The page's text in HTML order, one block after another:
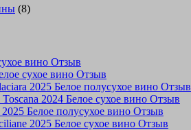
(8)
вино Отзыв
сухое вино Отзыв
2025 Белое полусухое вино Отзыв
2024 Белое сухое вино Отзыв
Белое полусухое вино Отзыв
2025 Белое сухое вино Отзыв